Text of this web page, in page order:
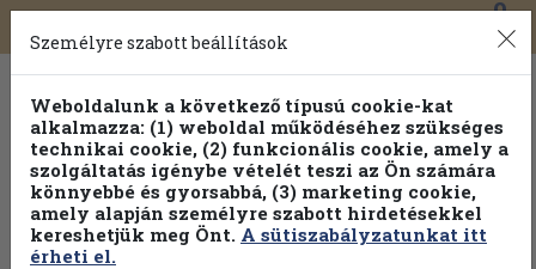
Toggle
navigation
0
Válogasson több mint 30 000 kötet közül
Hobbi témakörökben20% kedvezménnyel!
Személyre szabott beállítások
Weboldalunk a következő típusú cookie-kat
alkalmazza: (1) weboldal működéséhez szükséges
technikai cookie, (2) funkcionális cookie, amely a
szolgáltatás igénybe vételét teszi az Ön számára
könnyebbé és gyorsabbá, (3) marketing cookie,
amely alapján személyre szabott hirdetésekkel
kereshetjük meg Önt. A sütiszabályzatunkat itt
érheti el.